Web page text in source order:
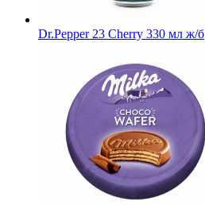
Dr.Pepper 23 Cherry 330 мл ж/б